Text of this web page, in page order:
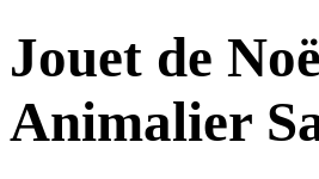
Jouet de
Animalier